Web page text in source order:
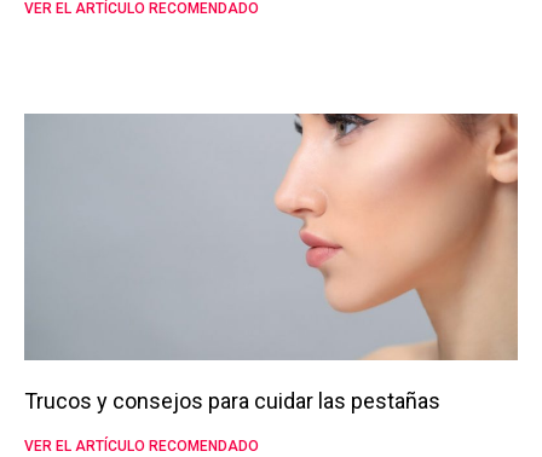
VER EL ARTÍCULO RECOMENDADO
Trucos y consejos para cuidar las pestañas
VER EL ARTÍCULO RECOMENDADO